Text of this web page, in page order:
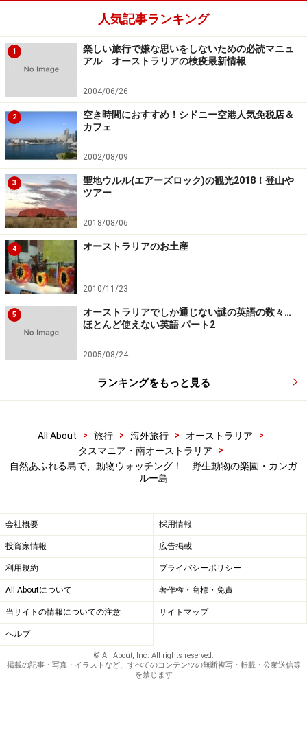
人気記事ランキング
1
楽しい旅行で嫌な思いをしないための必読マニュ
アル オーストラリアの検疫最新情報
2004/06/26
2
空き時間におすすめ！シドニー空港人気免税店＆
カフェ
2002/08/09
3
聖地ウルル(エアーズロック)の観光2018！登山や
ツアー
2018/08/06
4 オーストラリアのお土産
2010/11/23
5
オーストラリアでしか通じない謎の英語の数々…
ほとんど使えない英語 パート2
2005/08/24
ランキングをもっと見る
All About > 旅行 > 海外旅行 > オーストラリア
>
タスマニア・南オーストラリア
>
自然あふれる島で、動物ウォッチング！ 野生動物の楽園・カンガ
ルー島
会社概要 採用情報
投資家情報 広告掲載
利用規約 プライバシーポリシー
All Aboutについて 著作権・商標・免責
当サイトの情報についての注意 サイトマップ
ヘルプ
© All About, Inc. All rights reserved.
掲載の記事・写真・イラストなど、すべてのコンテンツの無断複写・転載・公衆送信等
を禁じます